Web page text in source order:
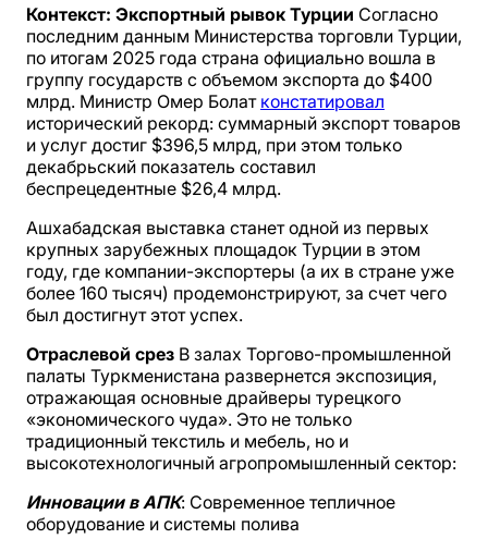
Контекст: Экспортный рывок Турции Согласно
последним данным Министерства торговли Турции,
по итогам 2025 года страна официально вошла в
группу государств с объемом экспорта до $400
млрд. Министр Омер Болат констатировал
исторический рекорд: суммарный экспорт товаров
и услуг достиг $396,5 млрд, при этом только
декабрьский показатель составил
беспрецедентные $26,4 млрд.
Ашхабадская выставка станет одной из первых
крупных зарубежных площадок Турции в этом
году, где компании-экспортеры (а их в стране уже
более 160 тысяч) продемонстрируют, за счет чего
был достигнут этот успех.
Отраслевой срез В залах Торгово-промышленной
палаты Туркменистана развернется экспозиция,
отражающая основные драйверы турецкого
«экономического чуда». Это не только
традиционный текстиль и мебель, но и
высокотехнологичный агропромышленный сектор:
Инновации в АПК: Современное тепличное
оборудование и системы полива